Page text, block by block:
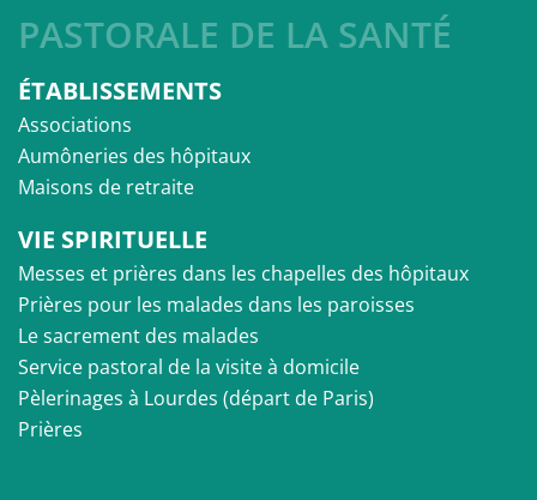
PASTORALE DE LA SANTÉ
ÉTABLISSEMENTS
Associations
Aumôneries des hôpitaux
Maisons de retraite
VIE SPIRITUELLE
Messes et prières dans les chapelles des hôpitaux
Prières pour les malades dans les paroisses
Le sacrement des malades
Service pastoral de la visite à domicile
Pèlerinages à Lourdes (départ de Paris)
Prières